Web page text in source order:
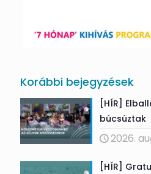
Korábbi bejegyzések
[HÍR]
búcsúztak
2026.
[HÍR]